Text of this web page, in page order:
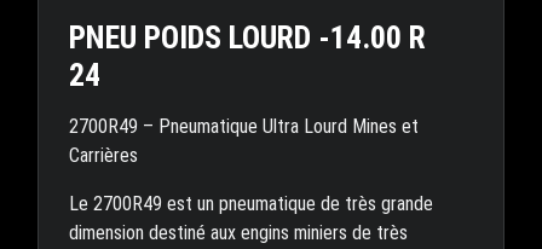
PNEU POIDS LOURD -14.00 R
24
2700R49 – Pneumatique Ultra Lourd Mines et
Carrières
Le 2700R49 est un pneumatique de très grande
dimension destiné aux engins miniers de très